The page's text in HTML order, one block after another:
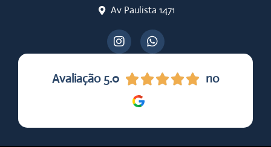
Av Paulista 1471
Avaliação 5.0  no